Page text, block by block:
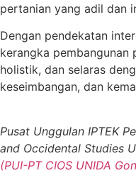
pertanian yang adil dan
Dengan pendekatan
kerangka pembangunan
holistik, dan selaras
keseimbangan, dan
Pusat Unggulan IPTEK
and Occidental Studies
(PUI-PT CIOS UNIDA